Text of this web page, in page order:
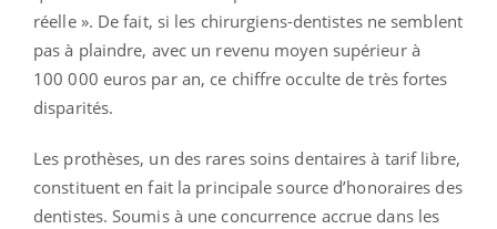
réelle ». De fait, si les chirurgiens-dentistes ne semblent
pas à plaindre, avec un revenu moyen supérieur à
100 000 euros par an, ce chiffre occulte de très fortes
disparités.
Les prothèses, un des rares soins dentaires à tarif libre,
constituent en fait la principale source d’honoraires des
dentistes. Soumis à une concurrence accrue dans les